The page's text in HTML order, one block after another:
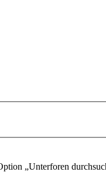
„Unterforen